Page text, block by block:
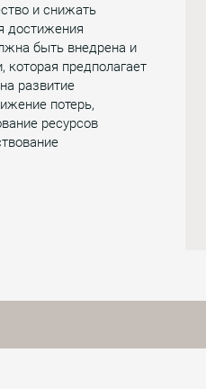
и снижать
достижения
быть внедрена и
которая предполагает
развитие
потерь,
ресурсов